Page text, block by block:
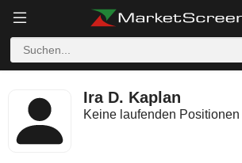
Ira D. Kaplan
Keine laufenden Positionen